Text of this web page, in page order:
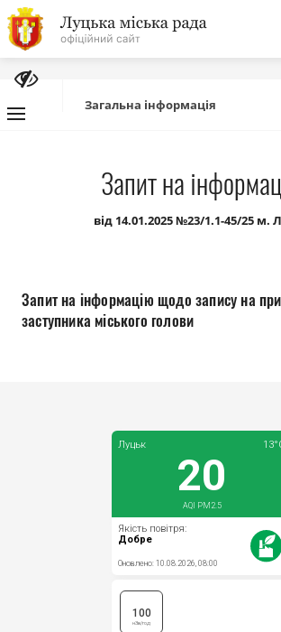
На
головну
сайту
Про місто
Міська влада
Бюджет
Документи
Загальна інформація
Запит на
від 14.01.2025 №23/1.1-45/25 м.
Запит на інформацію щодо запису на
заступника міського голови